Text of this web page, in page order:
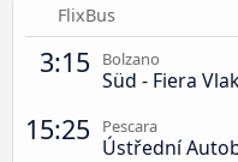
FlixBus
3:15 Bolzano
Süd - Fiera
15:25 Pescara
Ústřední